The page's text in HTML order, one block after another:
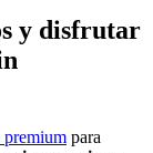
y disfrutar
premium para